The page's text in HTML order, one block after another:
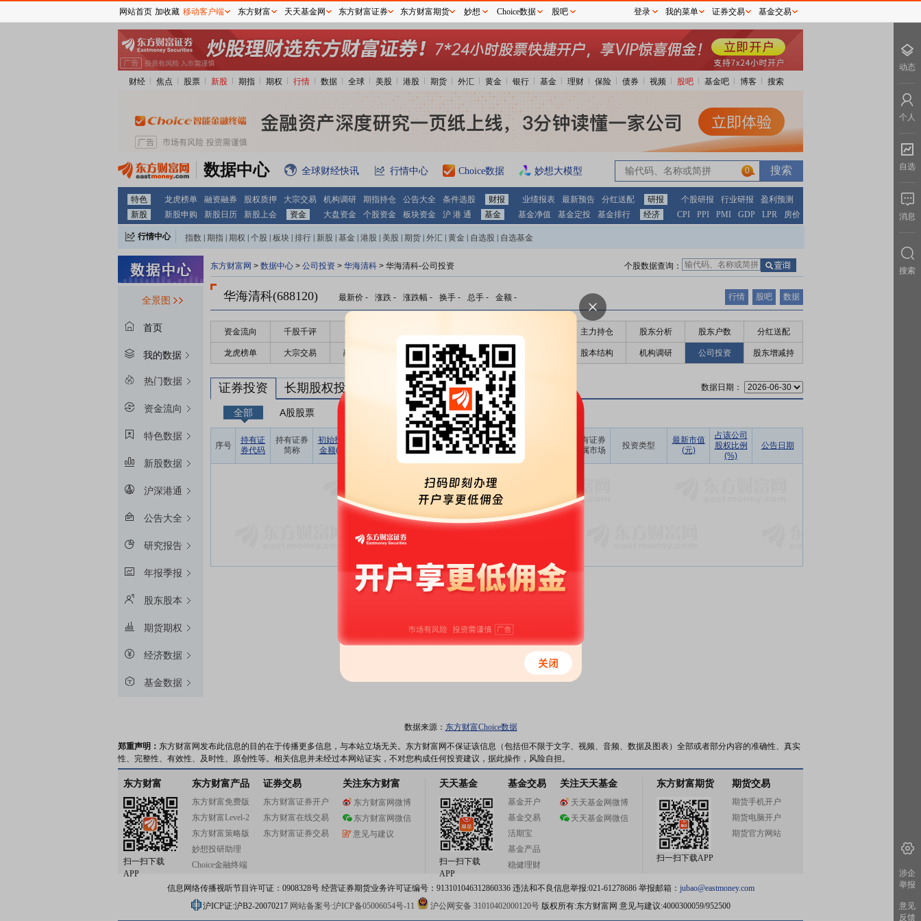
财经 焦点 股票 新股 期指 期权 行情 数据 全球 美股 港股 期货 外汇 黄金 银行 基金 理财 保险 债券 视频 股吧 基金吧 博客 搜索
数据中心 全球财经快讯 行情中心 Choice数据 妙想大模型 0
特色 龙虎榜单 融资融券 股权质押 大宗交易 机构调研 期指持仓 公告大全 条件选股 财报 业绩报表 最新预告 分红送配 研报 个股研报 行业研报
盈利预测
新股
新股申购 新股日历 新股上会 资金 大盘资金 个股资金 板块资金 沪 港 通 基金 基金净值 基金定投 基金排行 经济 CPI PPI PMI GDP LPR 房价
行情中心 指数 期指 期权 个股 板块 排行 新股 基金 港股 美股 期货 外汇 黄金 自选股 自选基金
全景图
首页
我的数据
热门数据
资金流向
特色数据
新股数据
沪深港通
公告大全
研究报告
年报季报
股东股本
期货期权
经济数据
基金数据
东方财富网 > 数据中心 > 公司投资 > 华海清科 > 华海清科-公司投资 个股数据查询：
华海清科(688120) 最新价 - 涨跌 - 涨跌幅 - 换手 - 总手 - 金额 - 行情 股吧 数据
资金流向 千股千评 公告 主力持仓 股东分析 股东户数 分红送配
龙虎榜单 大宗交易 融资融券 高管持股 股东大会 股本结构 机构调研 公司投资 股东增减持
证券投资 长期股权投资 数据日期：
全部 A股股票 其他
序号
持有证
券代码
持有证券
简称
初始投资
金额(元)
报告期
损益(元)
期末账面
价值(元)
占期末证
券投资比
例(%)
持有证券
所属市场
投资类型
最新市值
(元)
占该公司
股权比例
(%)
公告日期
暂无数据
数据来源： 东方财富Choice数据
郑重声明： 东方财富网发布此信息的目的在于传播更多信息，与本站立场无关。东方财富网不保证该信息（包括但不限于文字、视频、音频、数据及图表）全部或者部分内容的准确性、真实
性、完整性、有效性、及时性、原创性等。相关信息并未经过本网站证实，不对您构成任何投资建议，据此操作，风险自担。
东方财富
扫一扫下载
APP
东方财富产品
东方财富免费版
东方财富Level-2
东方财富策略版
妙想投研助理
Choice金融终端
证券交易
东方财富证券开户
东方财富在线交易
东方财富证券交易
关注东方财富
东方财富网微博
东方财富网微信
意见与建议
天天基金
扫一扫下载
APP
基金交易
基金开户
基金交易
活期宝
基金产品
稳健理财
关注天天基金
天天基金网微博
天天基金网微信
东方财富期货
扫一扫下载APP
期货交易
期货手机开户
期货电脑开户
期货官方网站
信息网络传播视听节目许可证：0908328号 经营证券期货业务许可证编号：913101046312860336 违法和不良信息举报:021-61278686 举报邮箱： jubao@eastmoney.com
沪ICP证:沪B2-20070217 网站备案号:沪ICP备05006054号-11 沪公网安备 31010402000120号版权所有:东方财富网 意见与建议:4000300059/952500
网站首页 加收藏 移动客户端 东方财富 天天基金网 东方财富证券 东方财富期货 妙想 Choice数据 股吧 登录 我的菜单 证券交易 基金交易
动态
个人
自选
消息
搜索
涉企
举报
意见
反馈